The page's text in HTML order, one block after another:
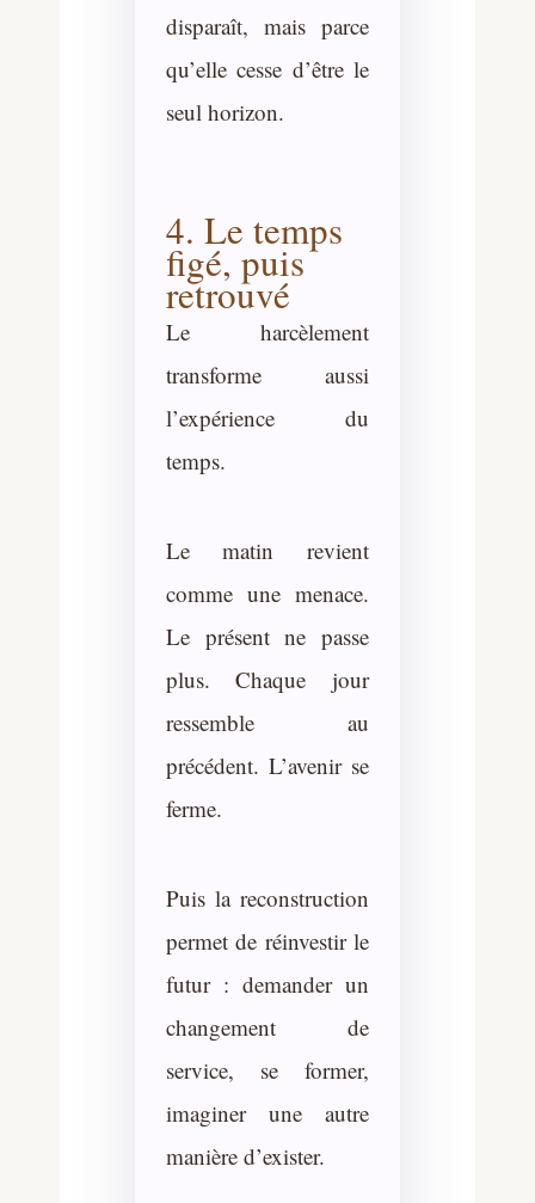
disparaît, mais parce
qu’elle cesse d’être le
seul horizon.
4. Le temps
figé, puis
retrouvé
Le harcèlement
transforme aussi
l’expérience du
temps.
Le matin revient
comme une menace.
Le présent ne passe
plus. Chaque jour
ressemble au
précédent. L’avenir se
ferme.
Puis la reconstruction
permet de réinvestir le
futur : demander un
changement de
service, se former,
imaginer une autre
manière d’exister.